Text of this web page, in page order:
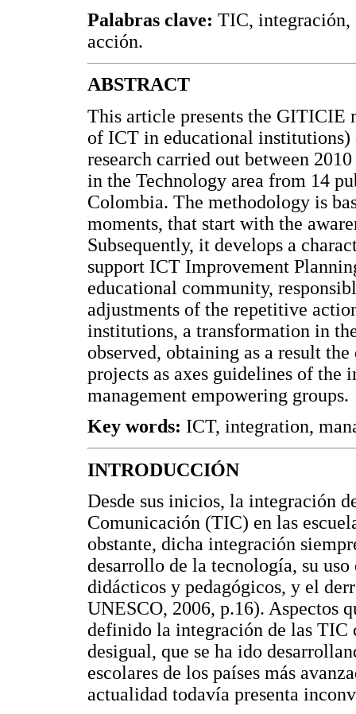
Palabras clave: TIC, integración,
acción.
ABSTRACT
This article presents the GITICIE
of ICT in educational institutions)
research carried out between
in the Technology area from 14
Colombia. The methodology is
moments, that start with the
Subsequently, it develops a
support ICT Improvement
educational community,
adjustments of the repetitive
institutions, a transformation in
observed, obtaining as a result
projects as axes guidelines of the
management empowering groups.
Key words: ICT, integration,
INTRODUCCIÓN
Desde sus inicios, la integración
Comunicación (TIC) en las
obstante, dicha integración
desarrollo de la tecnología, su
didácticos y pedagógicos, y el
UNESCO, 2006, p.16). Aspectos
definido la integración de las TIC
desigual, que se ha ido
escolares de los países más
actualidad todavía presenta